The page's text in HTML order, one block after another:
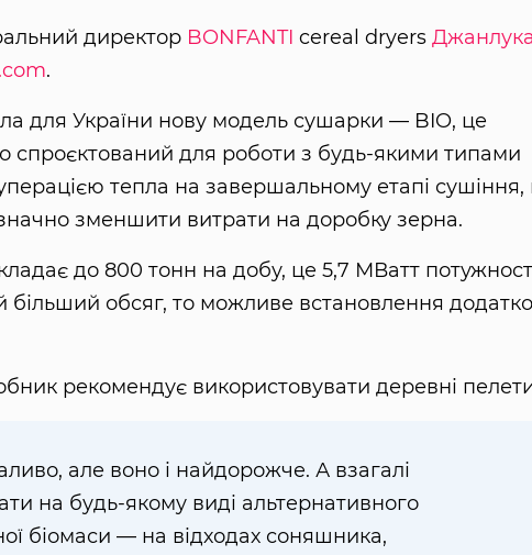
директор BONFANTI cereal dryers
.
для України нову модель сушарки — BIO, це
спроєктований для роботи з будь-якими типами
тепла на завершальному етапі сушіння,
зменшити витрати на доробку зерна.
до 800 тонн на добу, це 5,7 МВатт
більший обсяг, то можливе встановлення
рекомендує використовувати деревні
але воно і найдорожче. А взагалі
на будь-якому виді альтернативного
біомаси — на відходах соняшника,